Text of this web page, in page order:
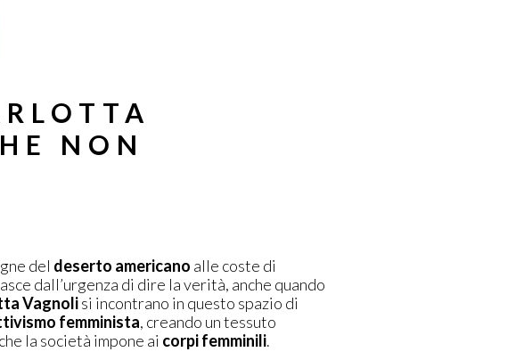
NON
del deserto americano alle coste di
dall’urgenza di dire la verità, anche quando
Vagnolisi incontrano in questo spazio di
femminista, creando un tessuto
la società impone ai corpi femminili.